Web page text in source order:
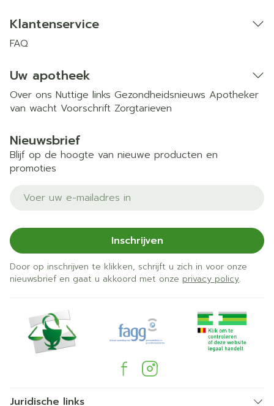
Klantenservice
FAQ
Uw apotheek
Over ons Nuttige links Gezondheidsnieuws Apotheker
van wacht Voorschrift Zorgtarieven
Nieuwsbrief
Blijf op de hoogte van nieuwe producten en
promoties
E-mail adres
Inschrijven
Door op inschrijven te klikken, schrijft u zich in voor onze
nieuwsbrief en gaat u akkoord met onze privacy policy.
Juridische links